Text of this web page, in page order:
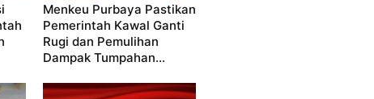
Menkeu Purbaya Pastikan
Pemerintah Kawal Ganti
Rugi dan Pemulihan
Dampak Tumpahan...